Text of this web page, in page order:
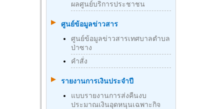
ผลศูนย์บริการประชาชน
ศูนย์ข้อมูลข่าวสาร
ศูนย์ข้อมูลข่าวสารเทศบาลตำบล
ป่าซาง
คำสั่ง
รายงานการเงินประจำปี
แบบรายงานการส่งคืนงบ
ประมาณเงินอุดหนุนเฉพาะกิจ